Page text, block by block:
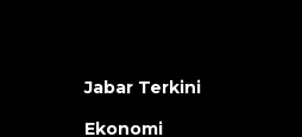
Jabar Terkini
Ekonomi